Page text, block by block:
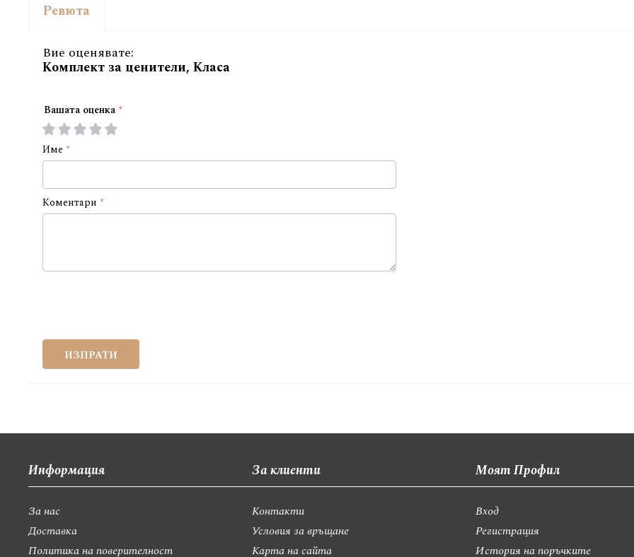
Ревюта
Вие оценявате:
Комплект за ценители, Класа
Вашата оценка
1
star
2
3
4
Име
Коментари
ИЗПРАТИ
Информация
За нас
Доставка
Политика на поверителност
За клиенти
Контакти
Условия за връщане
Карта на сайта
Моят Профил
Вход
Регистрация
История на поръчките